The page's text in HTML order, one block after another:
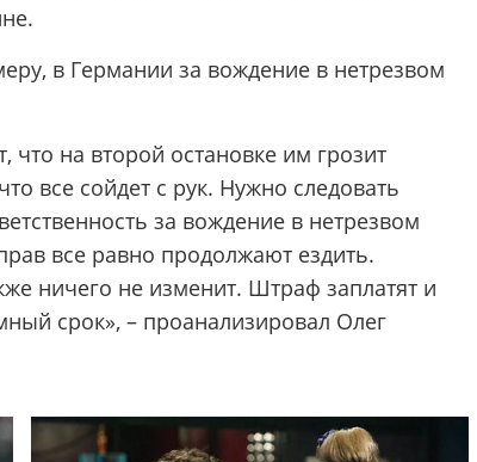
в Германии за вождение в нетрезвом
на второй остановке им грозит
все сойдет с рук. Нужно следовать
за вождение в нетрезвом
все равно продолжают ездить.
ничего не изменит. Штраф заплатят и
срок», – проанализировал Олег